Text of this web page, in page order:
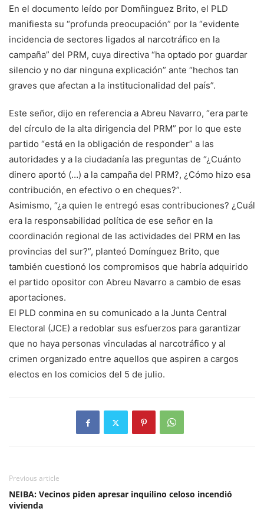
En el documento leído por Domñinguez Brito, el PLD
manifiesta su “profunda preocupación” por la “evidente
incidencia de sectores ligados al narcotráfico en la
campaña” del PRM, cuya directiva “ha optado por guardar
silencio y no dar ninguna explicación” ante “hechos tan
graves que afectan a la institucionalidad del país”.
Este señor, dijo en referencia a Abreu Navarro, “era parte
del círculo de la alta dirigencia del PRM” por lo que este
partido “está en la obligación de responder” a las
autoridades y a la ciudadanía las preguntas de “¿Cuánto
dinero aportó (…) a la campaña del PRM?, ¿Cómo hizo esa
contribución, en efectivo o en cheques?”.
Asimismo, “¿a quien le entregó esas contribuciones? ¿Cuál
era la responsabilidad política de ese señor en la
coordinación regional de las actividades del PRM en las
provincias del sur?”, planteó Domínguez Brito, que
también cuestionó los compromisos que habría adquirido
el partido opositor con Abreu Navarro a cambio de esas
aportaciones.
El PLD conmina en su comunicado a la Junta Central
Electoral (JCE) a redoblar sus esfuerzos para garantizar
que no haya personas vinculadas al narcotráfico y al
crimen organizado entre aquellos que aspiren a cargos
electos en los comicios del 5 de julio.
Previous article
NEIBA: Vecinos piden apresar inquilino celoso incendió
vivienda